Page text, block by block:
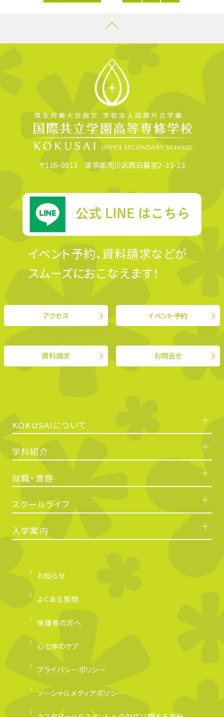
〒116-0013 東京都荒川区西日暮里2-33-23
イベント予約、資料請求などが
スムーズにおこなえます！
アクセス イベント予約
資料請求 お問合せ
KOKUSAIについて
学科紹介
就職・進路
スクールライフ
入学案内
お知らせ
よくある質問
保護者の方へ
心と体のケア
プライバシーポリシー
ソーシャルメディアポリシー